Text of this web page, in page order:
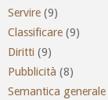
Servire (9)
Classificare (9)
Diritti (9)
Pubblicità (8)
Semantica generale